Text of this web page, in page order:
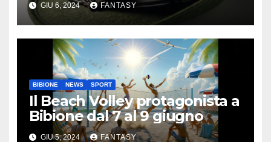
GIU 6, 2024 FANTASY
BIBIONE NEWS SPORT
Il Beach Volley protagonista a
Bibione dal 7 al 9 giugno
GIU 5, 2024 FANTASY